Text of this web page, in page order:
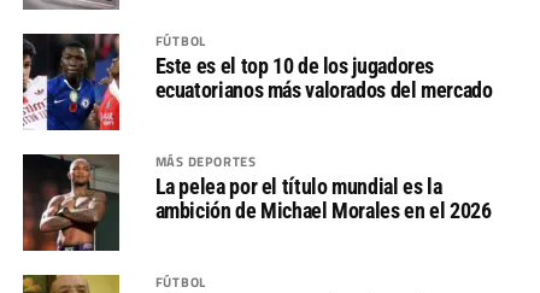
FÚTBOL
Este es el top 10 de los jugadores
ecuatorianos más valorados del mercado
MÁS DEPORTES
La pelea por el título mundial es la
ambición de Michael Morales en el 2026
FÚTBOL